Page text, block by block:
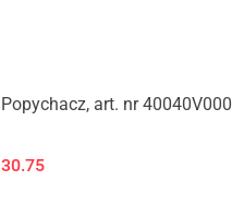
Popychacz, art. nr 40040V000
30.75